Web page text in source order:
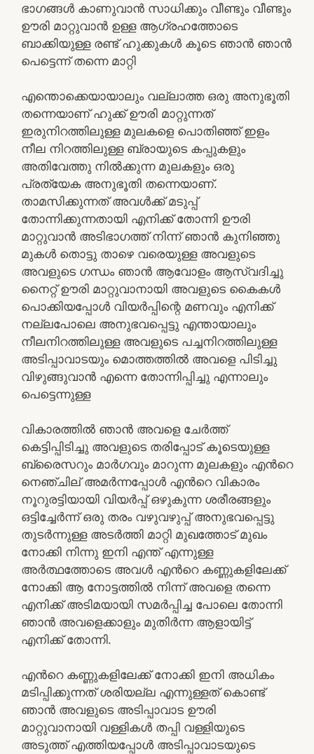
ഭാഗങ്ങൾ കാണുവാൻ സാധിക്കും വീണ്ടും വീണ്ടും
ഊരി മാറ്റുവാൻ ഉള്ള ആഗ്രഹത്തോടെ
ബാക്കിയുള്ള രണ്ട് ഹുക്കുകൾ കൂടെ ഞാൻ ഞാൻ
പെട്ടെന്ന് തന്നെ മാറ്റി
എന്തൊക്കെയായാലും വല്ലാത്ത ഒരു അനുഭൂതി
തന്നെയാണ് ഹുക്ക് ഊരി മാറ്റുന്നത്
ഇരുനിറത്തിലുള്ള മുലകളെ പൊതിഞ്ഞ് ഇളം
നീല നിറത്തിലുള്ള ബ്രായുടെ കപ്പുകളും
അതിവേത്തു നിൽക്കുന്ന മുലകളും ഒരു
പ്രത്യേക അനുഭൂതി തന്നെയാണ്.
താമസിക്കുന്നത് അവൾക്ക് മടുപ്പ്
തോന്നിക്കുന്നതായി എനിക്ക് തോന്നി ഊരി
മാറ്റുവാൻ അടിഭാഗത്ത് നിന്ന് ഞാൻ കുനിഞ്ഞു
മുകൾ തൊട്ടു താഴെ വരെയുള്ള അവളുടെ
അവളുടെ ഗന്ധം ഞാൻ ആവോളം ആസ്വദിച്ചു
നൈറ്റ് ഊരി മാറ്റുവാനായി അവളുടെ കൈകൾ
പൊക്കിയപ്പോൾ വിയർപ്പിന്റെ മണവും എനിക്ക്
നല്ലപോലെ അനുഭവപ്പെട്ടു എന്തായാലും
നീലനിറത്തിലുള്ള അവളുടെ പച്ചനിറത്തിലുള്ള
അടിപ്പാവാടയും മൊത്തത്തിൽ അവളെ പിടിച്ചു
വിഴുങ്ങുവാൻ എന്നെ തോന്നിപ്പിച്ചു എന്നാലും
പെട്ടെന്നുള്ള
വികാരത്തിൽ ഞാൻ അവളെ ചേർത്ത്
കെട്ടിപ്പിടിച്ചു അവളുടെ തരിപ്പോട് കൂടെയുള്ള
ബ്രൈസറും മാർഗവും മാറുന്ന മുലകളും എൻറെ
നെഞ്ചില് അമർന്നപ്പോൾ എൻറെ വികാരം
നൂറുരട്ടിയായി വിയർപ്പ് ഒഴുകുന്ന ശരീരങ്ങളും
ഒട്ടിച്ചേർന്ന് ഒരു തരം വഴുവഴുപ്പ് അനുഭവപ്പെട്ടു
തുടർന്നുള്ള അടർത്തി മാറ്റി മുഖത്തോട് മുഖം
നോക്കി നിന്നു ഇനി എന്ത് എന്നുള്ള
അർത്ഥത്തോടെ അവൾ എൻറെ കണ്ണുകളിലേക്ക്
നോക്കി ആ നോട്ടത്തിൽ നിന്ന് അവളെ തന്നെ
എനിക്ക് അടിമയായി സമർപ്പിച്ച പോലെ തോന്നി
ഞാൻ അവളെക്കാളും മുതിർന്ന ആളായിട്ട്
എനിക്ക് തോന്നി.
എൻറെ കണ്ണുകളിലേക്ക് നോക്കി ഇനി അധികം
മടിപ്പിക്കുന്നത് ശരിയല്ല എന്നുള്ളത് കൊണ്ട്
ഞാൻ അവളുടെ അടിപ്പാവാട ഊരി
മാറ്റുവാനായി വള്ളികൾ തപ്പി വള്ളിയുടെ
അടുത്ത് എത്തിയപ്പോൾ അടിപ്പാവാടയുടെ